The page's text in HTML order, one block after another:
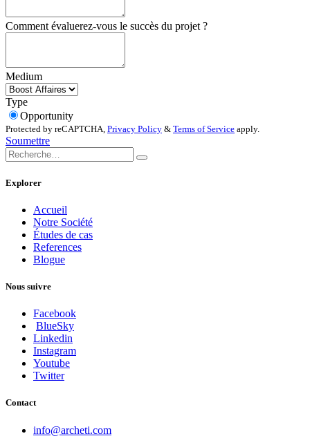
Comment évaluerez-vous le succès du projet ?
Medium
Type
Opportunity
Protected by reCAPTCHA, Privacy Policy & Terms of Service apply.
Soumettre
Explorer
Accueil
Notre Société
Études de cas
References
Blogue
Nous suivre
Facebook
BlueSky
Linkedin
Instagram
Youtube
Twitter
Contact
info@archeti.com